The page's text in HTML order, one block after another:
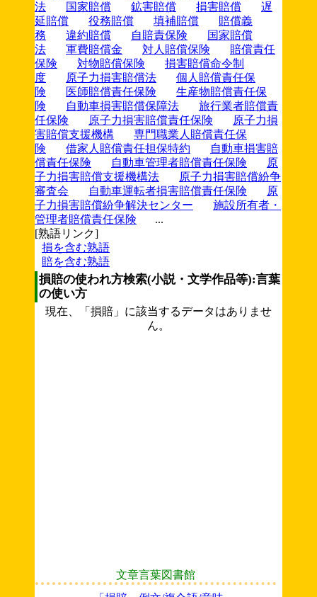
法
国家賠償 鉱害賠償 損害賠償
遅
延賠償
役務賠償 填補賠償
賠償義
務
違約賠償 自賠責保険
国家賠償
法
軍費賠償金 対人賠償保険
賠償責任
保険
対物賠償保険
損害賠償命令制
度
原子力損害賠償法
個人賠償責任保
険
医師賠償責任保険
生産物賠償責任保
険
自動車損害賠償保障法
旅行業者賠償責
任保険
原子力損害賠償責任保険
原子力損
害賠償支援機構
専門職業人賠償責任保
険
借家人賠償責任担保特約
自動車損害賠
償責任保険
自動車管理者賠償責任保険
原
子力損害賠償支援機構法
原子力損害賠償紛争
審査会
自動車運転者損害賠償責任保険
原
子力損害賠償紛争解決センター
施設所有者・
管理者賠償責任保険
...
[熟語リンク]
損を含む熟語
賠を含む熟語
損賠の使われ方検索(小説・文学作品等):言葉
の使い方
現在、「損賠」に該当するデータはありませ
ん。
文章言葉図書館